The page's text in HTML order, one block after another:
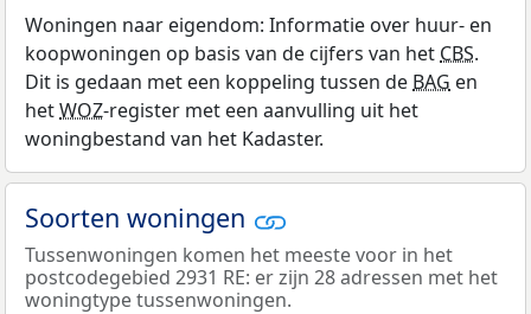
Woningen naar eigendom: Informatie over huur- en
koopwoningen op basis van de cijfers van hetCBS.
Dit is gedaan met een koppeling tussen deBAG en
hetWOZ-register met een aanvulling uit het
woningbestand van het Kadaster.
Soorten woningen
Tussenwoningen komen het meeste voor in het
postcodegebied 2931 RE: er zijn 28 adressen met het
woningtype tussenwoningen.